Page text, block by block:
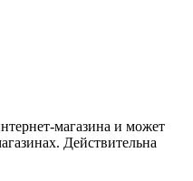
магазина и может
Действительна